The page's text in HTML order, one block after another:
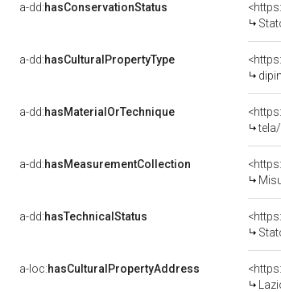
a-dd:hasConservationStatus
a-dd:hasCulturalPropertyType
a-dd:hasMaterialOrTechnique
a-dd:hasMeasurementCollection
a-dd:hasTechnicalStatus
a-loc:hasCulturalPropertyAddress